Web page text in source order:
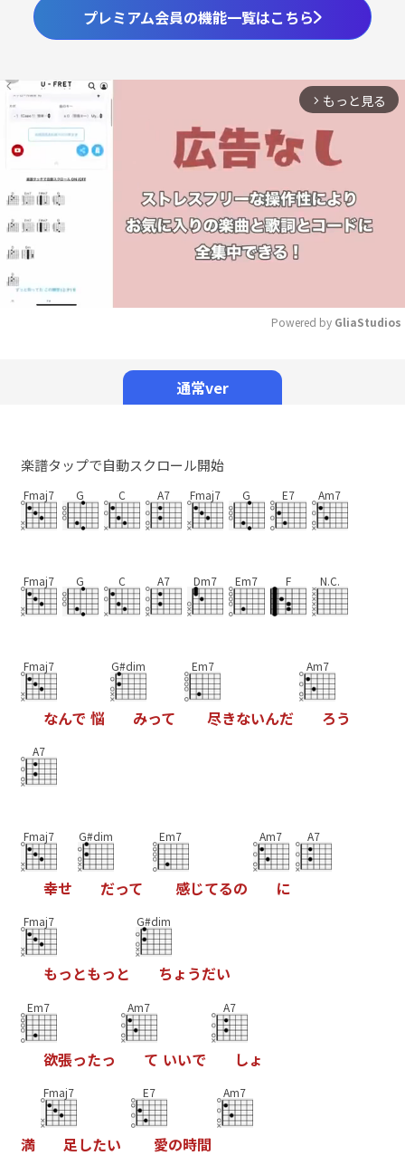
プレミアム会員の機能一覧はこちら
arrow_forward_ios もっと見る
Powered by GliaStudios
通常ver
楽譜タップで自動スクロール開始
Fmaj7 G C A7 Fmaj7 G E7 Am7
Fmaj7 G C A7 Dm7 Em7 F N.C.
Fmaj7
なんで 悩
G#dim
みって
Em7
尽きないんだ
Am7
ろう
A7
Fmaj7
幸せ
G#dim
だって
Em7
感じてるの
Am7
に
A7
Fmaj7
もっ ともっ と
G#dim
ちょ うだい
Em7
欲張ったっ
Am7
て いいで
A7
しょ
満
Fmaj7
足したい
E7
愛の時間
Am7